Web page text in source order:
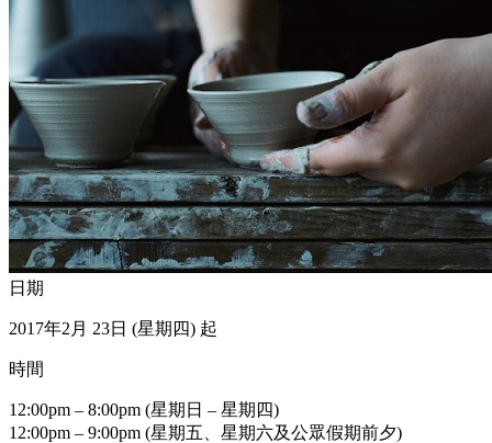
日期
2017年2月 23日 (星期四) 起
時間
12:00pm – 8:00pm (星期日 – 星期四)
12:00pm – 9:00pm (星期五、星期六及公眾假期前夕)